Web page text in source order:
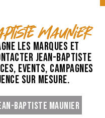
Maunier
les marques et
Jean-Baptiste
events, campagnes
sur mesure.
Baptiste Maunier